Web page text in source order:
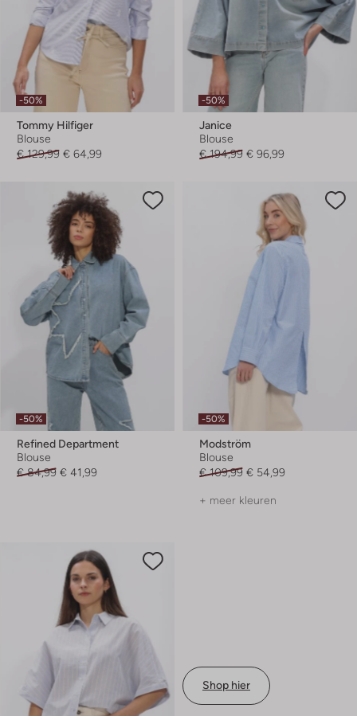
-50%
Tommy Hilfiger
Blouse
€ 129,99 € 64,99
-50%
Janice
Blouse
€ 194,99 € 96,99
-50%
Refined Department
Blouse
€ 84,99 € 41,99
-50%
Modström
Blouse
€ 109,99 € 54,99
+ meer kleuren
Shop hier